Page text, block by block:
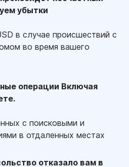
убытки
в случае происшествий с
во время вашего
операции Включая
с поисковыми и
в отдаленных местах
отказало вам в